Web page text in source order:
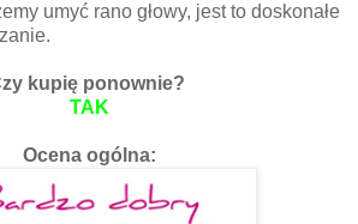
umyć rano głowy, jest to doskonałe
kupię ponownie?
TAK
Ocena ogólna: